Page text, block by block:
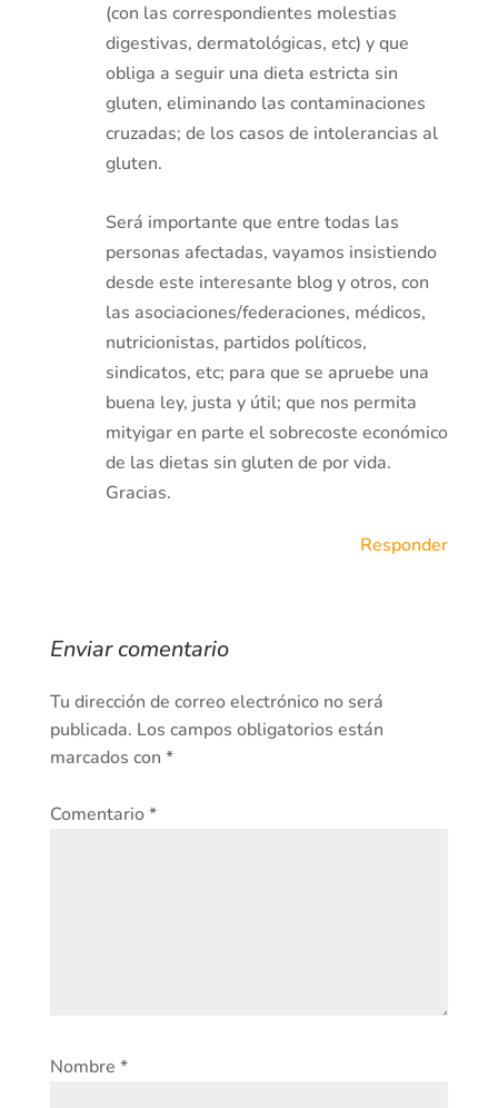
(con las correspondientes molestias
digestivas, dermatológicas, etc) y que
obliga a seguir una dieta estricta sin
gluten, eliminando las contaminaciones
cruzadas; de los casos de intolerancias al
gluten.
Será importante que entre todas las
personas afectadas, vayamos insistiendo
desde este interesante blog y otros, con
las asociaciones/federaciones, médicos,
nutricionistas, partidos políticos,
sindicatos, etc; para que se apruebe una
buena ley, justa y útil; que nos permita
mityigar en parte el sobrecoste económico
de las dietas sin gluten de por vida.
Gracias.
Responder
Enviar comentario
Tu dirección de correo electrónico no será
publicada. Los campos obligatorios están
marcados con *
Comentario*
Nombre *